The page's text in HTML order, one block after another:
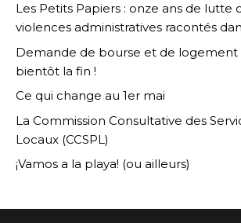
Les Petits Papiers : onze ans de lutte
violences administratives racontés
Demande de bourse et de logement
bientôt la fin !
Ce qui change au 1er mai
La Commission Consultative des
Locaux (CCSPL)
¡Vamos a la playa! (ou ailleurs)